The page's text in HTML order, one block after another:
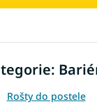
Rošty do postele